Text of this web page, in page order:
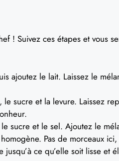
! Suivez ces étapes et vous
ajoutez le lait. Laissez le
le sucre et la levure. Laissez
sucre et le sel. Ajoutez le
Pas de morceaux
ce qu’elle soit lisse et